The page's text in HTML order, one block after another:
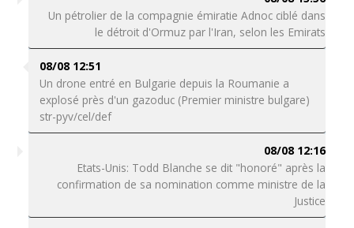
Un pétrolier de la compagnie émiratie Adnoc ciblé dans
le détroit d'Ormuz par l'Iran, selon les Emirats
08/08 12:51
Un drone entré en Bulgarie depuis la Roumanie a
explosé près d'un gazoduc (Premier ministre bulgare)
str-pyv/cel/def
08/08 12:16
Etats-Unis: Todd Blanche se dit "honoré" après la
confirmation de sa nomination comme ministre de la
Justice